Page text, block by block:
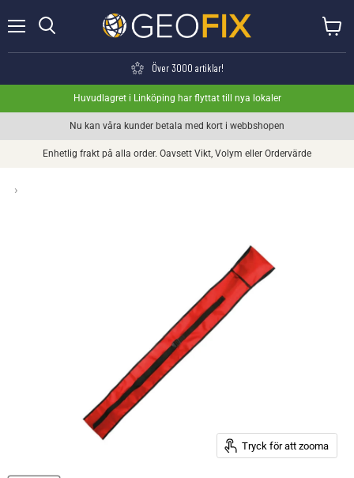
Över 3000 artiklar!
Huvudlagret i Linköping har flyttat till nya lokaler
Nu kan våra kunder betala med kort i webbshopen
Enhetlig frakt på alla order. Oavsett Vikt, Volym eller Ordervärde
›
Tryck för att zooma